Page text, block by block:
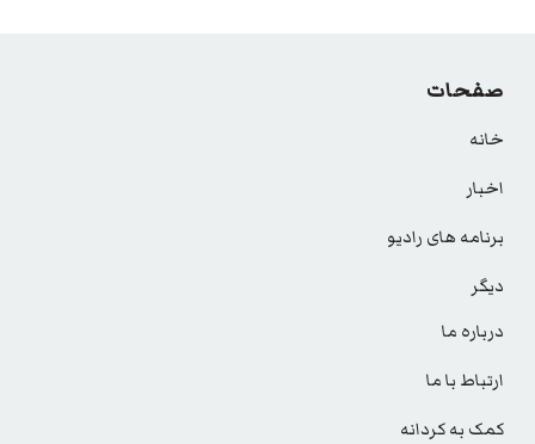
صفحات
خانه
اخبار
برنامه های رادیو
دیگر
درباره ما
ارتباط با ما
کمک به کردانه